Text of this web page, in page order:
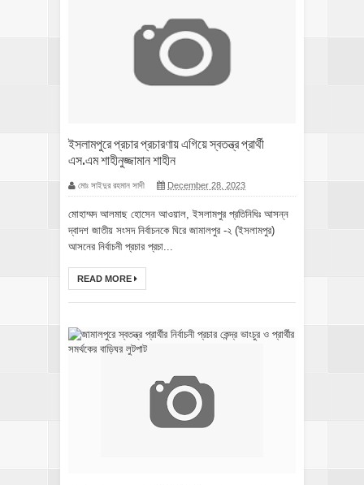
ইসলামপুরে প্রচার প্রচারণায় এগিয়ে স্বতন্ত্র প্রার্থী
এস.এম শাহীনুজ্জামান শাহীন
মোঃ সাইদুর রহমান সাদী December 28, 2023
মোহাম্মদ আলমাছ হোসেন আওয়াল, ইসলামপুর প্রতিনিধিঃ আসন্ন
দ্বাদশ জাতীয় সংসদ নির্বাচনকে ঘিরে জামালপুর -২ (ইসলামপুর)
আসনের নির্বাচনী প্রচার প্রচা...
READ MORE